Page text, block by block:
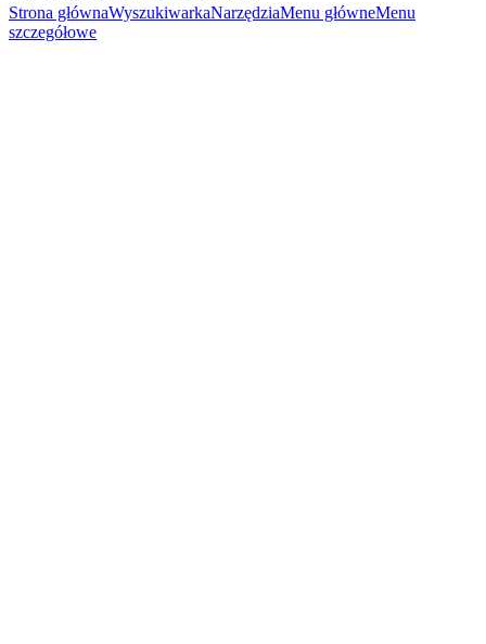
Strona głównaWyszukiwarkaNarzędziaMenu główneMenu
szczegółowe